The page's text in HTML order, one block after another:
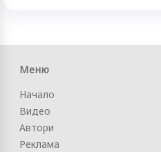
Меню
Начало
Видео
Автори
Реклама